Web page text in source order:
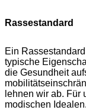
Rassestandard
Ein
typische
die Gesundheit
lehnen wir ab. Für
modischen Idealen.